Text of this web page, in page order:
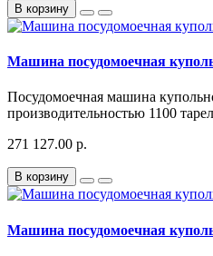
В корзину
Машина посудомоечная
Посудомоечная машина
производительностью 1100
271 127.00 р.
В корзину
Машина посудомоечная